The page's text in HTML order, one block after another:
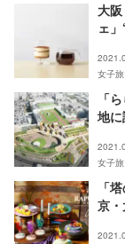
大
ェ
女子
「
地
女子
「
京